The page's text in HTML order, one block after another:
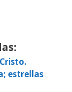
estrellas